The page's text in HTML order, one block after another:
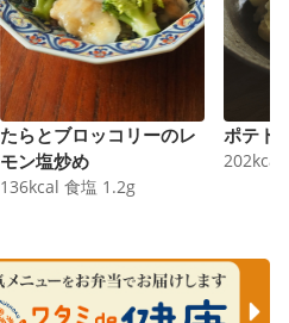
たらとブロッコリーのレ
モン塩炒め
136kcal 食塩 1.2g
ポテト
202kcal